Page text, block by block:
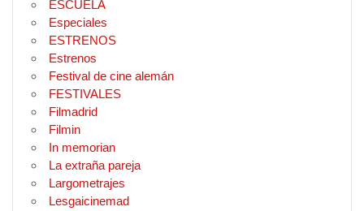
ESCUELA
Especiales
ESTRENOS
Estrenos
Festival de cine alemán
FESTIVALES
Filmadrid
Filmin
In memorian
La extraña pareja
Largometrajes
Lesgaicinemad